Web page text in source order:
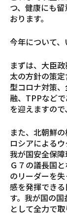
つ、健康にも
おります。
今年について、
まずは、大臣
太の方針の策
型コロナ対策
融、TPPなど
を迎えますので
また、北朝鮮
ロシアによる
我が国安全保障
Ｇ７の議長国
のリーダーを
感を発揮でき
す。我が国の
として全力で取